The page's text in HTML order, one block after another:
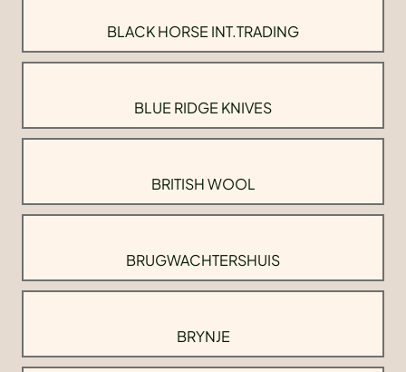
BLACK HORSE INT.TRADING
BLUE RIDGE KNIVES
BRITISH WOOL
BRUGWACHTERSHUIS
BRYNJE